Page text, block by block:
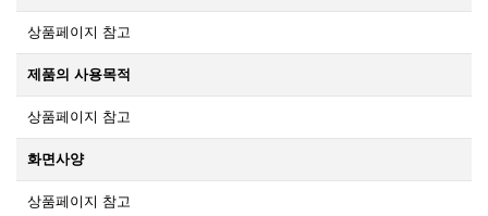
상품페이지 참고
제품의 사용목적
상품페이지 참고
화면사양
상품페이지 참고